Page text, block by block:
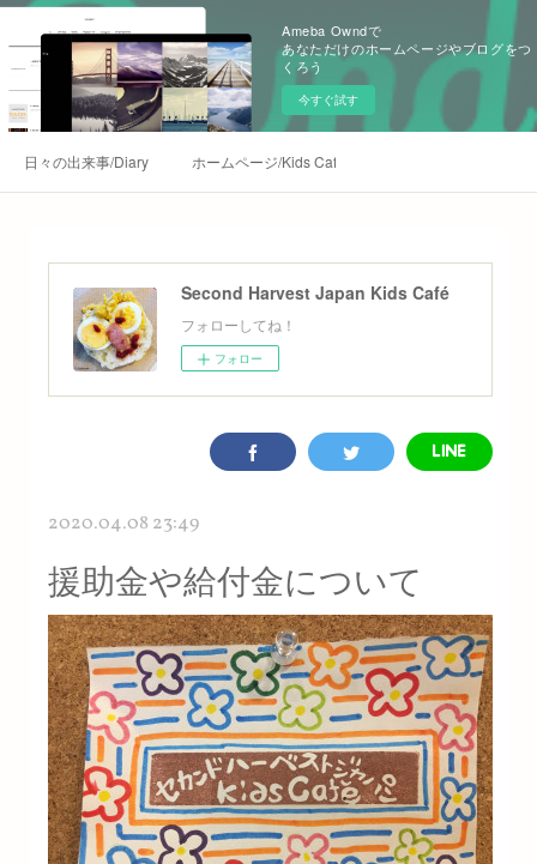
Ameba Owndで
あなただけのホームページやブログをつ
くろう
今すぐ試す
日々の出来事/Diary ホームページ/Kids Café Homepage
Second Harvest Japan Kids Café
フォローしてね！
フォロー
2020.04.08 23:49
援助金や給付金について